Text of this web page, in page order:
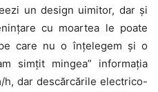
un design uimitor, dar și
cu moartea le poate
care nu o înțelegem și o
simțit mingea” informația
dar descărcările electrico-